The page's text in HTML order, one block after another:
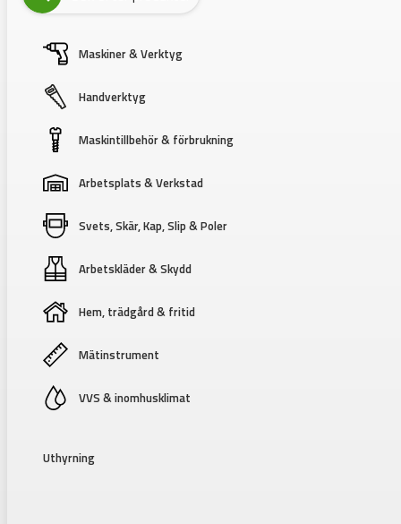
Maskiner & Verktyg
Handverktyg
Maskintillbehör & förbrukning
Arbetsplats & Verkstad
Svets, Skär, Kap, Slip & Poler
Arbetskläder & Skydd
Hem, trädgård & fritid
Mätinstrument
VVS & inomhusklimat
Uthyrning